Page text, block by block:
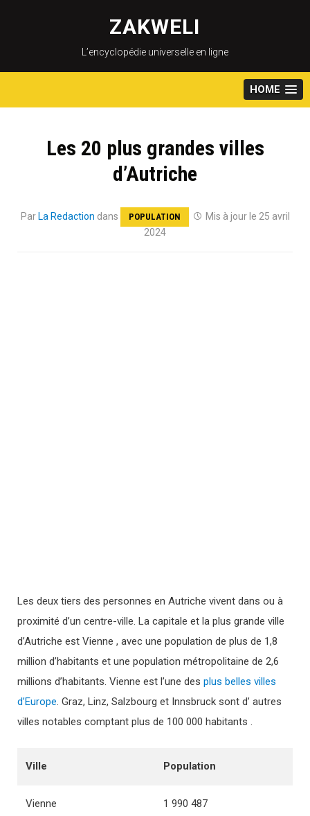
content
ZAKWELI
L’encyclopédie universelle en ligne
HOME
Les 20 plus grandes villes
d’Autriche
Par La Redaction dans POPULATION
Mis à jour le 25 avril
2024
Les deux tiers des personnes en Autriche vivent dans ou à
proximité d’un centre-ville. La capitale et la plus grande ville
d’Autriche est Vienne , avec une population de plus de 1,8
million d’habitants et une population métropolitaine de 2,6
millions d’habitants. Vienne est l’une des plus belles villes
d’Europe. Graz, Linz, Salzbourg et Innsbruck sont d’ autres
villes notables comptant plus de 100 000 habitants .
Ville Population
Vienne 1 990 487